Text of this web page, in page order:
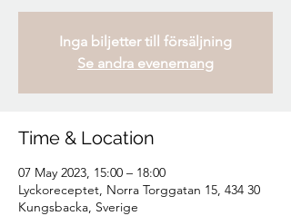
Inga biljetter till försäljning
Se andra evenemang
Time & Location
07 May 2023, 15:00 – 18:00
Lyckoreceptet, Norra Torggatan 15, 434 30
Kungsbacka, Sverige